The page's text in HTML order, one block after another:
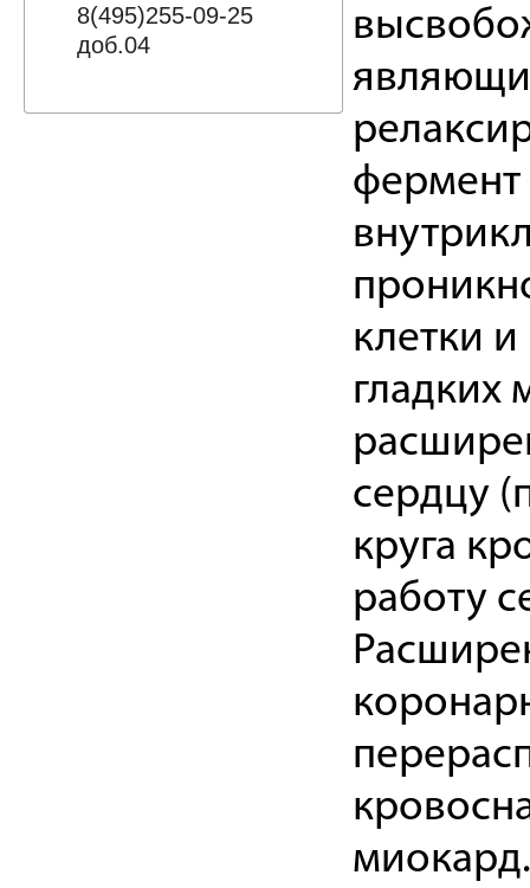
8(495)255-09-25
доб.04
фермент
клетки
гладких
сердцу
круга
работу